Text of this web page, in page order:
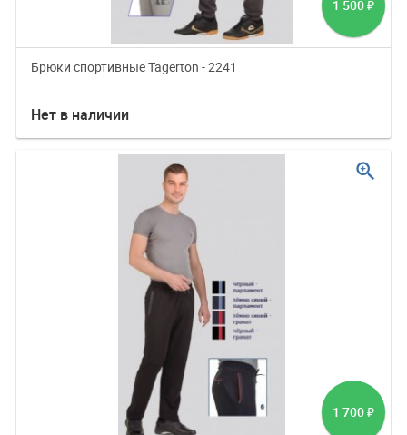
1 500 ₽
Брюки спортивные Tagerton - 2241
Нет в наличии
1 700 ₽
zoom_in